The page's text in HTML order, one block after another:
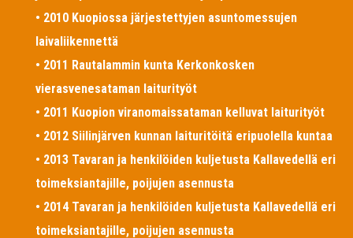
• 2010 Kuopiossa järjestettyjen asuntomessujen
laivaliikennettä
• 2011 Rautalammin kunta Kerkonkosken
vierasvenesataman laiturityöt
• 2011 Kuopion viranomaissataman kelluvat laiturityöt
• 2012 Siilinjärven kunnan laituritöitä eripuolella kuntaa
• 2013 Tavaran ja henkilöiden kuljetusta Kallavedellä eri
toimeksiantajille, poijujen asennusta
• 2014 Tavaran ja henkilöiden kuljetusta Kallavedellä eri
toimeksiantajille, poijujen asennusta